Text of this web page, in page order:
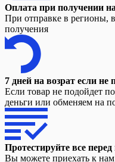
Оплата при получении
При отправке в регионы,
получения
7 дней на возрат если не
Если товар не подойдет
деньги или обменяем на
Протестируйте все
Вы можете приехать к нам